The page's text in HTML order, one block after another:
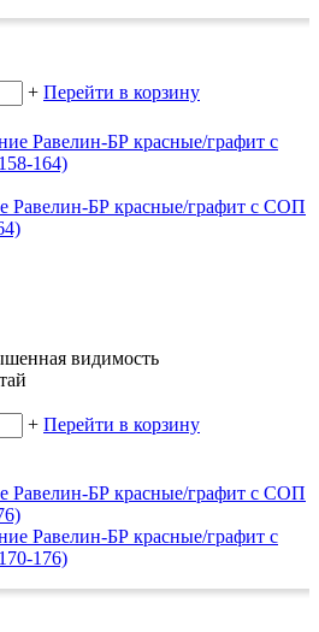
+ Перейти в корзину
Равелин-БР красные/графит с СОП
видимость
+ Перейти в корзину
Равелин-БР красные/графит с СОП